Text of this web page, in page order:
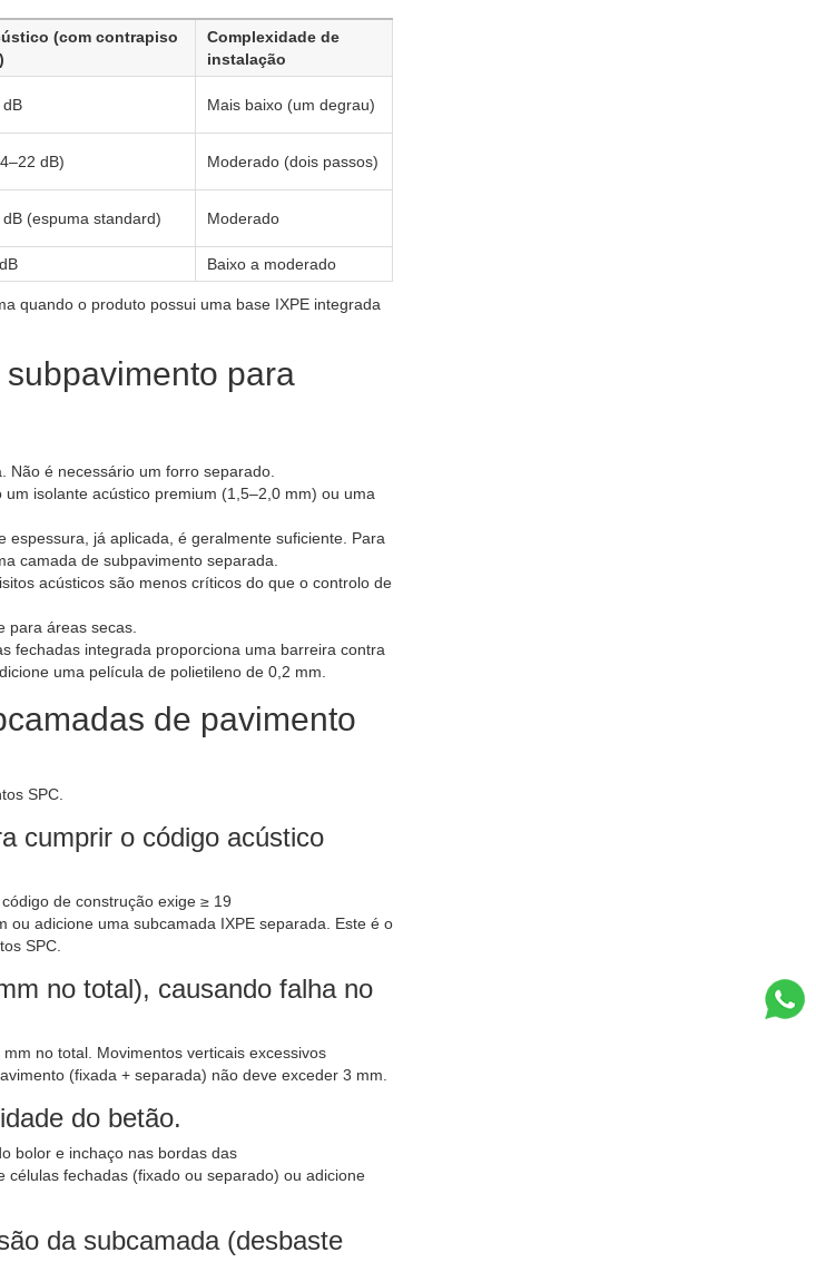
(com contrapiso
Complexidade de
instalação
dB Mais baixo (um degrau)
dB) Moderado (dois passos)
(espuma standard) Moderado
Baixo a moderado
quando o produto possui uma base IXPE integrada
para
Não é necessário um forro separado.
um isolante acústico premium (1,5–2,0 mm) ou uma
espessura, já aplicada, é geralmente suficiente. Para
camada de subpavimento separada.
acústicos são menos críticos do que o controlo de
para áreas secas.
fechadas integrada proporciona uma barreira contra
uma película de polietileno de 0,2 mm.
de pavimento
SPC.
cumprir o código acústico
de construção exige ≥ 19
ou adicione uma subcamada IXPE separada. Este é o
SPC.
no total), causando falha no
no total. Movimentos verticais excessivos
(fixada + separada) não deve exceder 3 mm.
do betão.
bolor e inchaço nas bordas das
células fechadas (fixado ou separado) ou adicione
da subcamada (desbaste